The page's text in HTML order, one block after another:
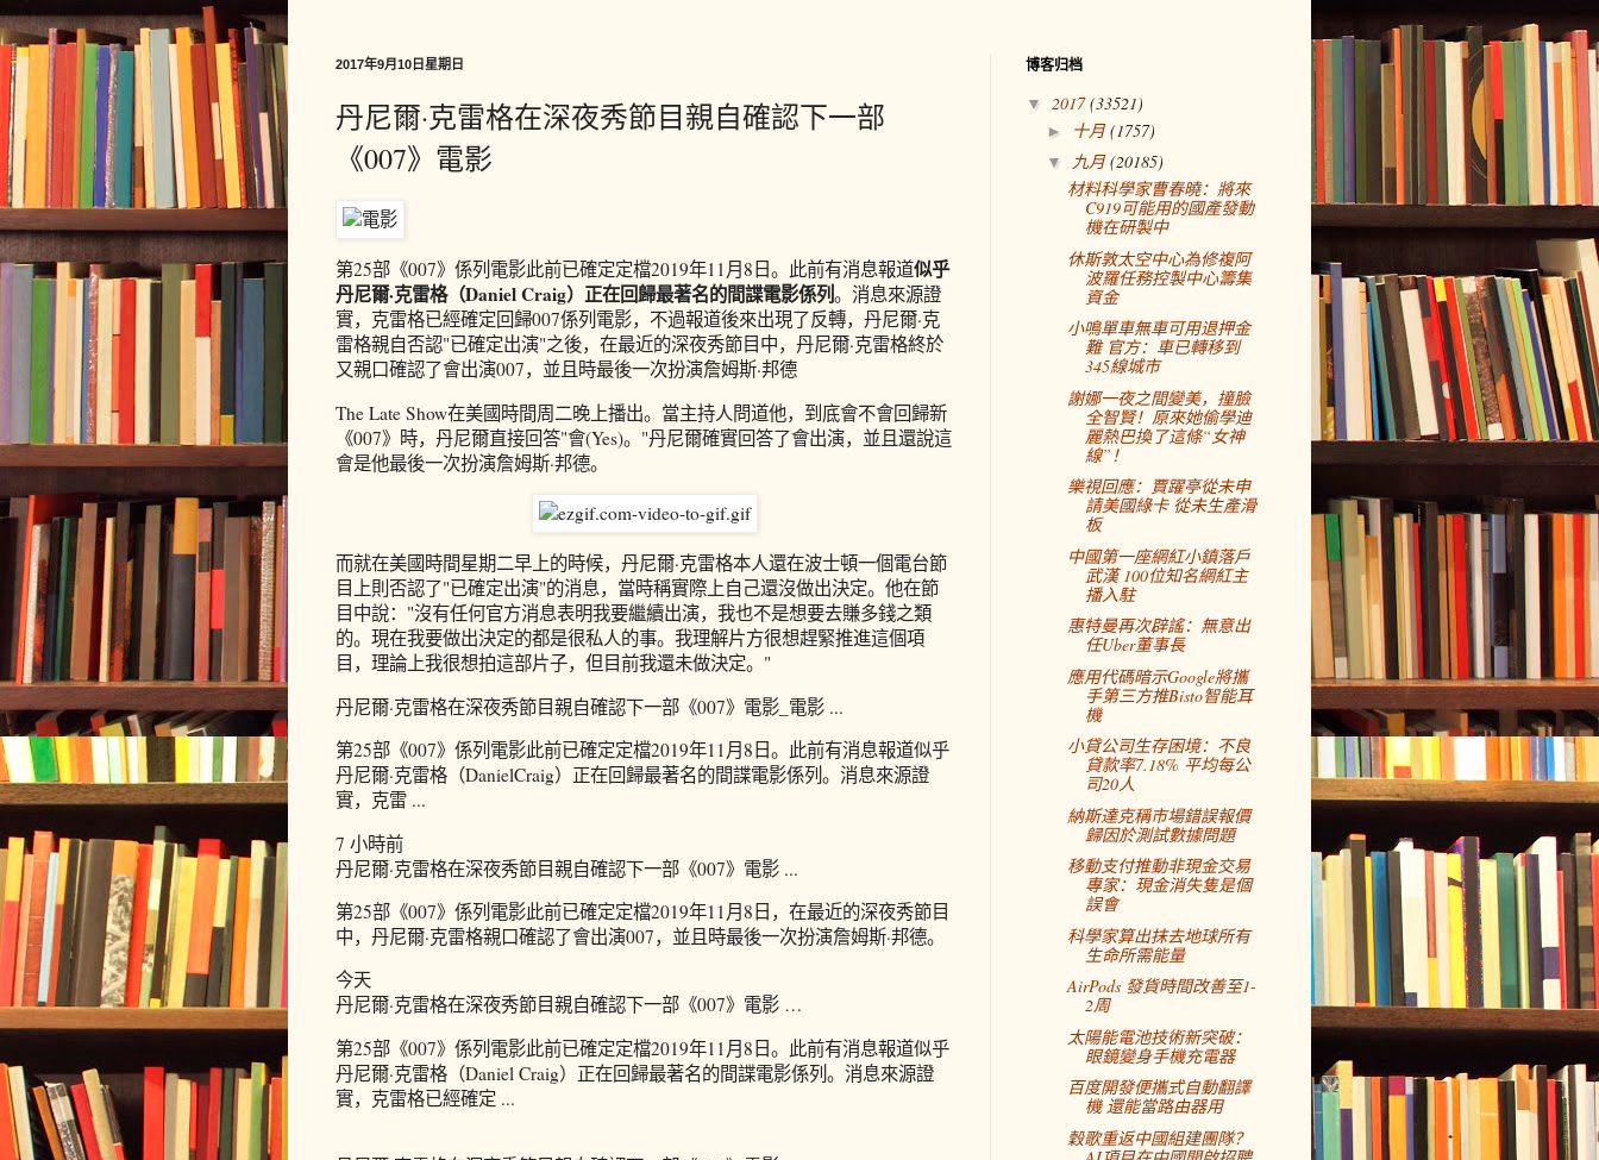
2017年9月10日星期日
丹尼爾·克雷格在深夜秀節目親自確認下一部
《007》電影
第25部《007》係列電影此前已確定定檔2019年11月8日。此前有消息報道似乎
丹尼爾·克雷格（Daniel Craig）正在回歸最著名的間諜電影係列。消息來源證
實，克雷格已經確定回歸007係列電影，不過報道後來出現了反轉，丹尼爾·克
雷格親自否認"已確定出演"之後，在最近的深夜秀節目中，丹尼爾·克雷格終於
又親口確認了會出演007，並且時最後一次扮演詹姆斯·邦德
The Late Show在美國時間周二晚上播出。當主持人問道他，到底會不會回歸新
《007》時，丹尼爾直接回答"會(Yes)。"丹尼爾確實回答了會出演，並且還說這
會是他最後一次扮演詹姆斯·邦德。
而就在美國時間星期二早上的時候，丹尼爾·克雷格本人還在波士頓一個電台節
目上則否認了"已確定出演"的消息，當時稱實際上自己還沒做出決定。他在節
目中說："沒有任何官方消息表明我要繼續出演，我也不是想要去賺多錢之類
的。現在我要做出決定的都是很私人的事。我理解片方很想趕緊推進這個項
目，理論上我很想拍這部片子，但目前我還未做決定。"
丹尼爾·克雷格在深夜秀節目親自確認下一部《007》電影_電影 ...
第25部《007》係列電影此前已確定定檔2019年11月8日。此前有消息報道似乎
丹尼爾·克雷格（DanielCraig）正在回歸最著名的間諜電影係列。消息來源證
實，克雷 ...
7 小時前
丹尼爾·克雷格在深夜秀節目親自確認下一部《007》電影 ...
第25部《007》係列電影此前已確定定檔2019年11月8日，在最近的深夜秀節目
中，丹尼爾·克雷格親口確認了會出演007，並且時最後一次扮演詹姆斯·邦德。
今天
丹尼爾·克雷格在深夜秀節目親自確認下一部《007》電影 …
第25部《007》係列電影此前已確定定檔2019年11月8日。此前有消息報道似乎
丹尼爾·克雷格（Daniel Craig）正在回歸最著名的間諜電影係列。消息來源證
實，克雷格已經確定 ...
博客归档
▼ 2017(33521)
► 十月(1757)
▼ 九月(20185)
材料科學家曹春曉：將來
C919可能用的國產發動
機在研製中
休斯敦太空中心為修複阿
波羅任務控製中心籌集
資金
小鳴單車無車可用退押金
難 官方：車已轉移到
345線城市
謝娜一夜之間變美，撞臉
全智賢！原來她偷學迪
麗熱巴換了這條“女神
線”！
樂視回應：賈躍亭從未申
請美國綠卡 從未生產滑
板
中國第一座網紅小鎮落戶
武漢 100位知名網紅主
播入駐
惠特曼再次辟謠：無意出
任Uber董事長
應用代碼暗示Google將攜
手第三方推Bisto智能耳
機
小貸公司生存困境：不良
貸款率7.18% 平均每公
司20人
納斯達克稱市場錯誤報價
歸因於測試數據問題
移動支付推動非現金交易
專家：現金消失隻是個
誤會
科學家算出抹去地球所有
生命所需能量
AirPods 發貨時間改善至1-
2周
太陽能電池技術新突破：
眼鏡變身手機充電器
百度開發便攜式自動翻譯
機 還能當路由器用
穀歌重返中國組建團隊？